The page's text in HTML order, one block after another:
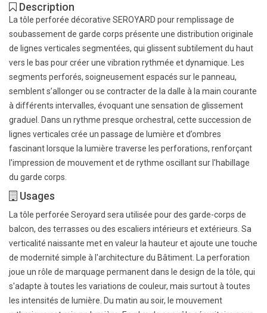
Description
La tôle perforée décorative SEROYARD pour remplissage de
soubassement de garde corps présente une distribution originale
de lignes verticales segmentées, qui glissent subtilement du haut
vers le bas pour créer une vibration rythmée et dynamique. Les
segments perforés, soigneusement espacés sur le panneau,
semblent s’allonger ou se contracter de la dalle à la main courante
à différents intervalles, évoquant une sensation de glissement
graduel. Dans un rythme presque orchestral, cette succession de
lignes verticales crée un passage de lumière et d’ombres
fascinant lorsque la lumière traverse les perforations, renforçant
l'impression de mouvement et de rythme oscillant sur l'habillage
du garde corps.
Usages
La tôle perforée Seroyard sera utilisée pour des garde-corps de
balcon, des terrasses ou des escaliers intérieurs et extérieurs. Sa
verticalité naissante met en valeur la hauteur et ajoute une touche
de modernité simple à l'architecture du Bâtiment. La perforation
joue un rôle de marquage permanent dans le design de la tôle, qui
s'adapte à toutes les variations de couleur, mais surtout à toutes
les intensités de lumière. Du matin au soir, le mouvement